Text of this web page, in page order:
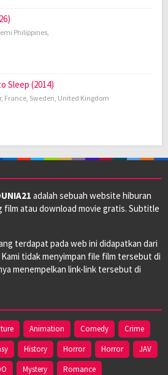
Philippines,
Sleep (2014)
, France, Sweden, United Kingdom
adalah sebuah website hiburan
film atau download movie gratis. Subtitle
terdapat pada web ini didapatkan dari
tidak menyimpan file film tersebut di
menempelkan link-link tersebut di
Animation Comedy
Crime
History Horror Horror
JAV
Mystery Romance